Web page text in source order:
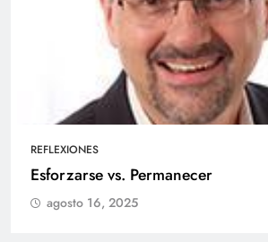
REFLEXIONES
Esforzarse vs. Permanecer
agosto 16, 2025